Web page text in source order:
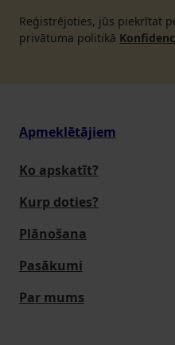
Reģistrējoties, jūs piekrītat
privātuma politikā
Apmeklētājiem
Ko apskatīt?
Kurp doties?
Plānošana
Pasākumi
Par mums